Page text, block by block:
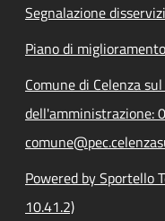
Segnalazione
Piano di
Comune di Celenza
dell'amministrazione:
Powered by Sportello
10.41.2)